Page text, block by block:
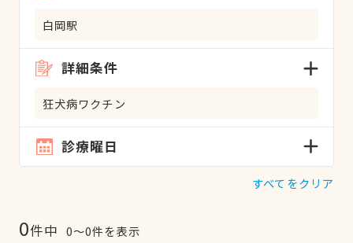
白岡駅
詳細条件
狂犬病ワクチン
診療曜日
すべてをクリア
0件中 0〜0件を表示